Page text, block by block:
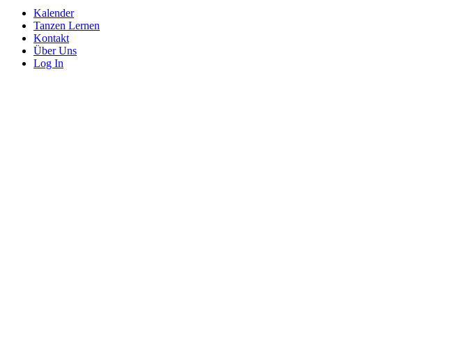
Kalender
Tanzen Lernen
Kontakt
Über Uns
Log In